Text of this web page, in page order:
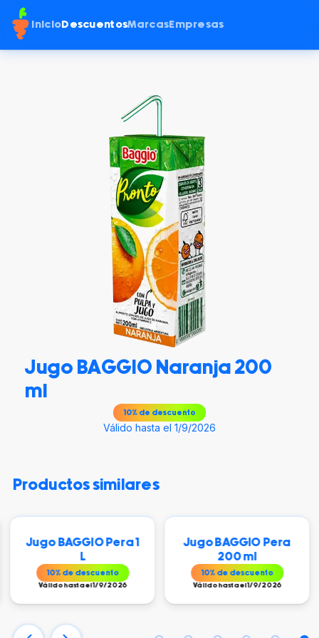
Inicio DescuentosMarcas Empresas
Jugo BAGGIO Naranja 200
ml
10% de descuento
Válido hasta el 1/9/2026
productos similares
Jugo BAGGIO Pera 1
L
10% de descuento
Válido hasta el 1/9/2026
Jugo BAGGIO Pera
200 ml
10% de descuento
Válido hasta el 1/9/2026